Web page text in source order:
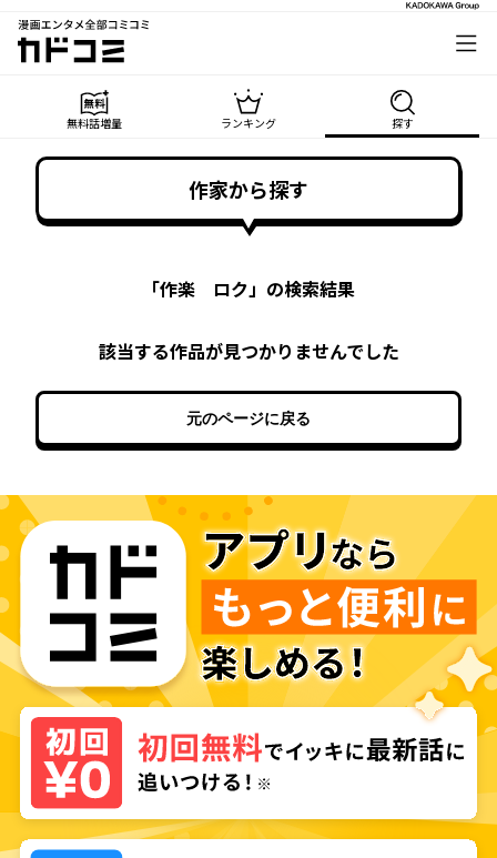
漫画エンタメ全部コミコミ
カドコミ
無料話増量 ランキング 探す
作家から探す
「作楽 ロク」の検索結果
該当する作品が見つかりませんでした
元のページに戻る